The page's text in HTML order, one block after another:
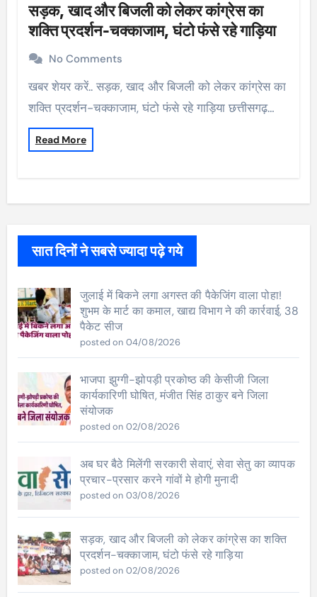
सड़क, खाद और बिजली को लेकर कांग्रेस का
शक्ति प्रदर्शन-चक्काजाम, घंटो फंसे रहे गाड़िया
No Comments
खबर शेयर करें.. सड़क, खाद और बिजली को लेकर कांग्रेस का
शक्ति प्रदर्शन-चक्काजाम, घंटो फंसे रहे गाड़िया छत्तीसगढ़…
Read More
सात दिनों ने सबसे ज्यादा पढ़े गये
जुलाई में बिकने लगा अगस्त की पैकेजिंग वाला पोहा!
शुभम के मार्ट का कमाल, खाद्य विभाग ने की कार्रवाई, 38
पैकेट सीज
posted on 04/08/2026
भाजपा झुग्गी-झोपड़ी प्रकोष्ठ की केसीजी जिला
कार्यकारिणी घोषित, मंजीत सिंह ठाकुर बने जिला
संयोजक
posted on 02/08/2026
अब घर बैठे मिलेंगी सरकारी सेवाएं, सेवा सेतु का व्यापक
प्रचार-प्रसार करने गांवों मे होगी मुनादी
posted on 03/08/2026
सड़क, खाद और बिजली को लेकर कांग्रेस का शक्ति
प्रदर्शन-चक्काजाम, घंटो फंसे रहे गाड़िया
posted on 02/08/2026